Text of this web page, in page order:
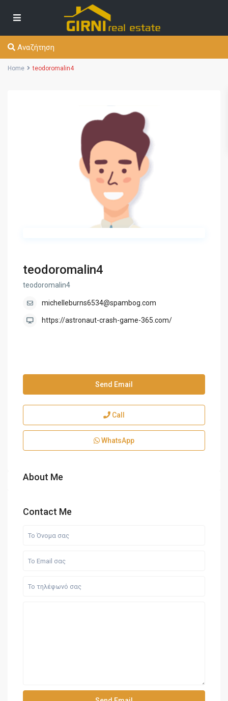
Αναζήτηση
Home teodoromalin4
teodoromalin4
teodoromalin4
michelleburns6534@spambog.com
https://astronaut-crash-game-365.com/
Send Email
Call
WhatsApp
About Me
Contact Me